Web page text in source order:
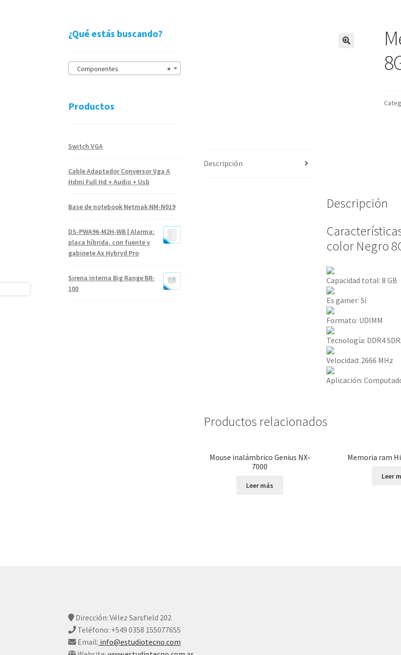
Descripción
Descripción
color Negro
Capacidad total: 8 GB
Es gamer: Sí
Formato: UDIMM
Tecnología: DDR4
Velocidad: 2666 MHz
Aplicación:
Productos relacionados
Mouse inalámbrico Genius NX-
7000
Leer más
Memoria ram
Leer
¿Qué estás buscando?
×
Componentes
Productos
Switch VGA
Cable Adaptador Conversor Vga A
Hdmi Full Hd + Audio + Usb
Base de notebook Netmak NM-N019
DS-PWA96-M2H-WB | Alarma:
placa híbrida, con fuente y
gabinete Ax Hybryd Pro
Sirena interna Big Range BR-
100
Dirección: Vélez Sarsfield 202
Teléfono: +549 0358 155077655
Email: info@estudiotecno.com